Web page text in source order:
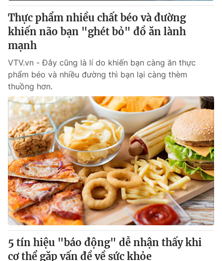
Giấy phép hoạt động báo in và báo điện tử số 483/GP-BTTTT
cấp ngày 29/12/2023
Tổng Biên tập:Vũ Thanh Thủy
Phó Tổng Biên tập:
Tổng đài VTV: 024.38 355 931 - 024.38 355 932
Ðiện thoại Thời báo VTV:
Email:toasoan@vtv.vn
Liên hệ quảng cáo:024-7300.7108
® Cấm sao chép dưới mọi hình thức nếu không có sự chấp
Thực phẩm nhiều chất béo và đường
khiến não bạn "ghét bỏ" đồ ăn lành
mạnh
VTV.vn - Đây cũng là lí do khiến bạn càng ăn thực
phẩm béo và nhiều đường thì bạn lại càng thèm
thuồng hơn.
5 tín hiệu "báo động" dễ nhận thấy khi
cơ thể gặp vấn đề về sức khỏe